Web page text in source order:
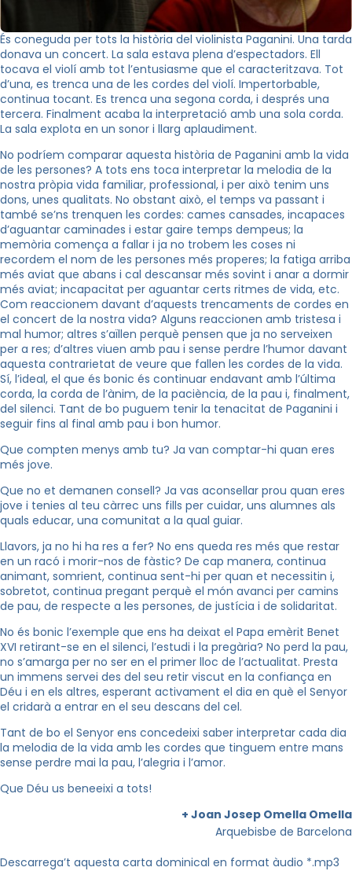
És coneguda per tots la història del violinista Paganini. Una tarda
donava un concert. La sala estava plena d’espectadors. Ell
tocava el violí amb tot l’entusiasme que el caracteritzava. Tot
d’una, es trenca una de les cordes del violí. Impertorbable,
continua tocant. Es trenca una segona corda, i després una
tercera. Finalment acaba la interpretació amb una sola corda.
La sala explota en un sonor i llarg aplaudiment.
No podríem comparar aquesta història de Paganini amb la vida
de les persones? A tots ens toca interpretar la melodia de la
nostra pròpia vida familiar, professional, i per això tenim uns
dons, unes qualitats. No obstant això, el temps va passant i
també se’ns trenquen les cordes: cames cansades, incapaces
d’aguantar caminades i estar gaire temps dempeus; la
memòria comença a fallar i ja no trobem les coses ni
recordem el nom de les persones més properes; la fatiga arriba
més aviat que abans i cal descansar més sovint i anar a dormir
més aviat; incapacitat per aguantar certs ritmes de vida, etc.
Com reaccionem davant d’aquests trencaments de cordes en
el concert de la nostra vida? Alguns reaccionen amb tristesa i
mal humor; altres s’aïllen perquè pensen que ja no serveixen
per a res; d’altres viuen amb pau i sense perdre l’humor davant
aquesta contrarietat de veure que fallen les cordes de la vida.
Sí, l’ideal, el que és bonic és continuar endavant amb l’última
corda, la corda de l’ànim, de la paciència, de la pau i, finalment,
del silenci. Tant de bo puguem tenir la tenacitat de Paganini i
seguir fins al final amb pau i bon humor.
Que compten menys amb tu? Ja van comptar-hi quan eres
més jove.
Que no et demanen consell? Ja vas aconsellar prou quan eres
jove i tenies al teu càrrec uns fills per cuidar, uns alumnes als
quals educar, una comunitat a la qual guiar.
Llavors, ja no hi ha res a fer? No ens queda res més que restar
en un racó i morir-nos de fàstic? De cap manera, continua
animant, somrient, continua sent-hi per quan et necessitin i,
sobretot, continua pregant perquè el món avanci per camins
de pau, de respecte a les persones, de justícia i de solidaritat.
No és bonic l’exemple que ens ha deixat el Papa emèrit Benet
XVI retirant-se en el silenci, l’estudi i la pregària? No perd la pau,
no s’amarga per no ser en el primer lloc de l’actualitat. Presta
un immens servei des del seu retir viscut en la confiança en
Déu i en els altres, esperant activament el dia en què el Senyor
el cridarà a entrar en el seu descans del cel.
Tant de bo el Senyor ens concedeixi saber interpretar cada dia
la melodia de la vida amb les cordes que tinguem entre mans
sense perdre mai la pau, l’alegria i l’amor.
Que Déu us beneeixi a tots!
+ Joan Josep Omella Omella
Arquebisbe de Barcelona
Descarrega’t aquesta carta dominical en format àudio *.mp3